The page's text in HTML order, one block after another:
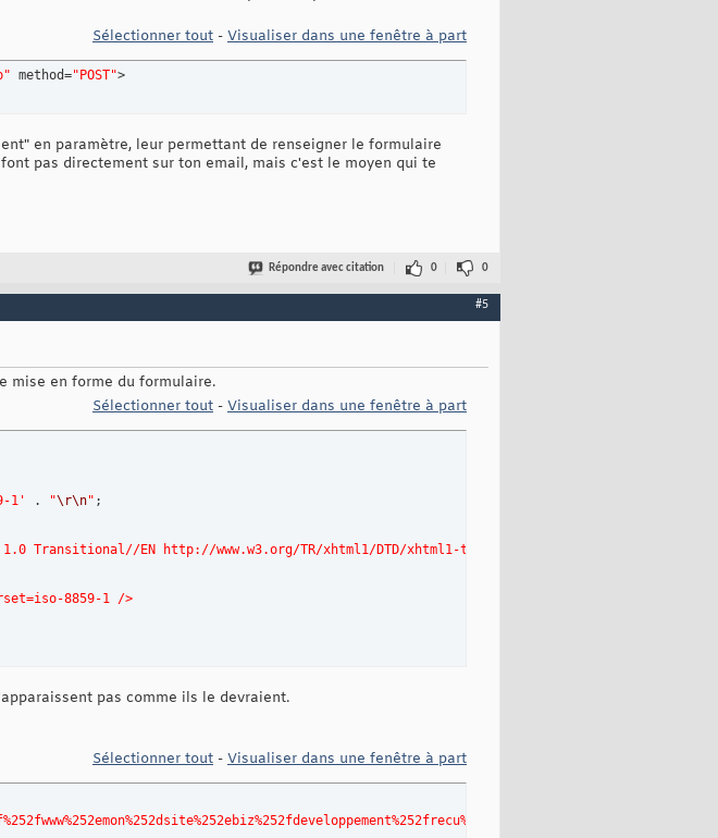
Sélectionner tout - Visualiser dans une fenêtre à part
method="POST">
en paramètre, leur permettant de renseigner le formulaire
pas directement sur ton email, mais c'est le moyen qui te
Répondre avec citation 0 0
#5
mise en forme du formulaire.
Sélectionner tout - Visualiser dans une fenêtre à part
1' . "\r\n"
1.0 Transitional//EN http://www.w3.org/TR/xhtml1/DTD/xhtml1-transitional.dtd>
8859-1 />
pas comme ils le devraient.
Sélectionner tout - Visualiser dans une fenêtre à part